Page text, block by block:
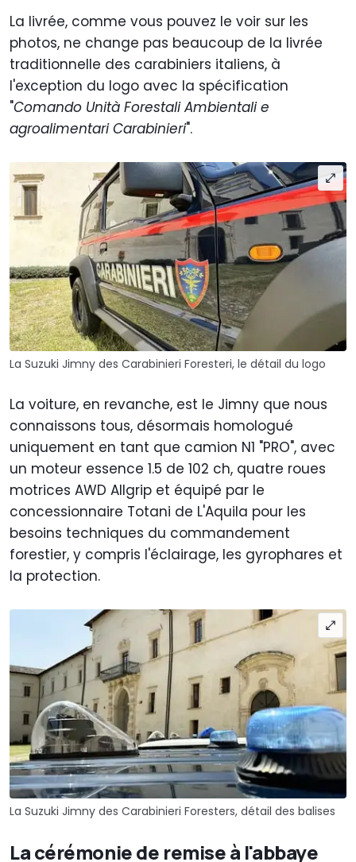
La livrée, comme vous pouvez le voir sur les
photos, ne change pas beaucoup de la livrée
traditionnelle des carabiniers italiens, à
l'exception du logo avec la spécification
"Comando Unità Forestali Ambientali e
agroalimentari Carabinieri".
La Suzuki Jimny des Carabinieri Foresteri, le détail du logo
La voiture, en revanche, est le Jimny que nous
connaissons tous, désormais homologué
uniquement en tant que camion N1 "PRO", avec
un moteur essence 1.5 de 102 ch, quatre roues
motrices AWD Allgrip et équipé par le
concessionnaire Totani de L'Aquila pour les
besoins techniques du commandement
forestier, y compris l'éclairage, les gyrophares et
la protection.
La Suzuki Jimny des Carabinieri Foresters, détail des balises
La cérémonie de remise à l'abbaye